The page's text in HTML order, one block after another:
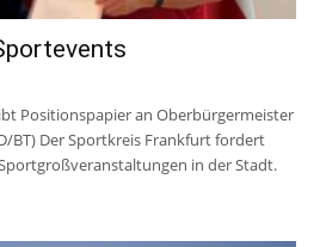
Positionspapier an Oberbürgermeister
BT) Der Sportkreis Frankfurt fordert
in der Stadt.